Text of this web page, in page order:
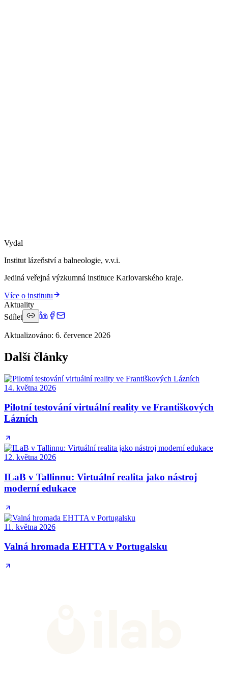
Vydal
Institut lázeňství a balneologie, v.v.i.
Jediná veřejná výzkumná instituce Karlovarského kraje.
Více o institutu
Aktuality
Sdílet
Aktualizováno: 6. července 2026
Další články
14. května 2026
Pilotní testování virtuální reality ve Františkových
Lázních
12. května 2026
ILaB v Tallinnu: Virtuální realita jako nástroj
moderní edukace
11. května 2026
Valná hromada EHTTA v Portugalsku